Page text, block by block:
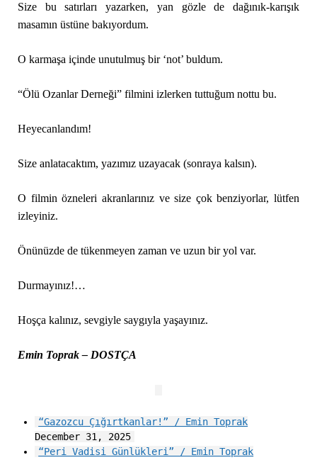
Size bu satırları yazarken, yan gözle de dağınık-karışık
masamın üstüne bakıyordum.
O karmaşa içinde unutulmuş bir ‘not’ buldum.
“Ölü Ozanlar Derneği” filmini izlerken tuttuğum nottu bu.
Heyecanlandım!
Size anlatacaktım, yazımız uzayacak (sonraya kalsın).
O filmin özneleri akranlarınız ve size çok benziyorlar, lütfen
izleyiniz.
Önünüzde de tükenmeyen zaman ve uzun bir yol var.
Durmayınız!…
Hoşça kalınız, sevgiyle saygıyla yaşayınız.
Emin Toprak – DOSTÇA
“Gazozcu Çığırtkanlar!” / Emin Toprak
December 31, 2025
“Peri Vadisi Günlükleri” / Emin Toprak